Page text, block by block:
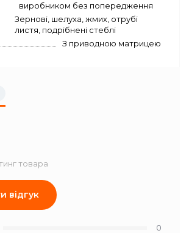
виробником без попередження
Зернові, шелуха, жмих, отрубі
листя, подрібнені стеблі
З приводною матрицею
товара
відгук
0